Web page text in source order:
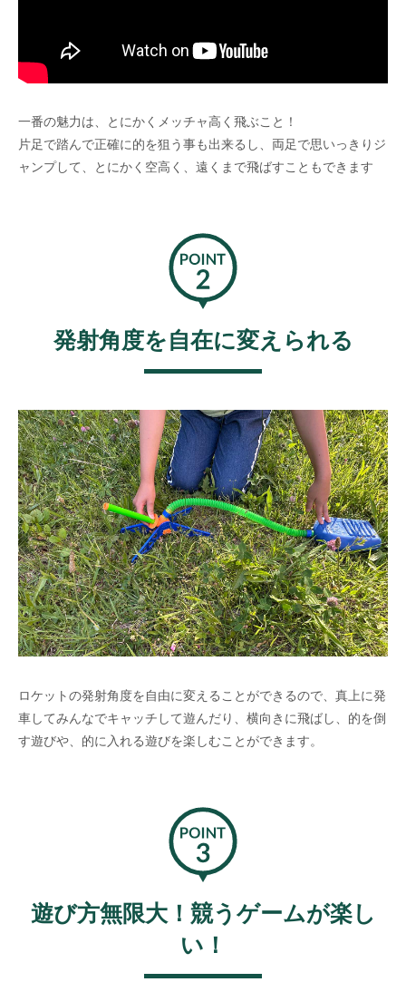
一番の魅力は、とにかくメッチャ高く飛ぶこと！
片足で踏んで正確に的を狙う事も出来るし、両足で思いっきりジ
ャンプして、とにかく空高く、遠くまで飛ばすこともできます
発射角度を自在に変えられる
ロケットの発射角度を自由に変えることができるので、真上に発
車してみんなでキャッチして遊んだり、横向きに飛ばし、的を倒
す遊びや、的に入れる遊びを楽しむことができます。
遊び方無限大！競うゲームが楽し
い！